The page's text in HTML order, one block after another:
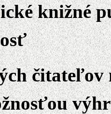
knižné
čitateľov